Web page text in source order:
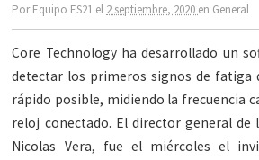
PorEquipo ES21 el 2 septiembre, 2020 en General
Core Technology ha desarrollado un
detectar los primeros signos de fatiga
rápido posible, midiendo la frecuencia
reloj conectado. El director general de
Nicolas Vera, fue el miércoles el